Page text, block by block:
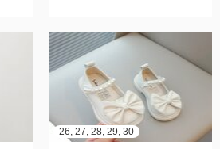
26, 27, 28, 29, 30